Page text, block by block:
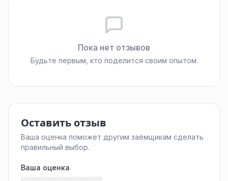
Пока нет отзывов
Будьте первым, кто поделится своим опытом.
Оставить отзыв
Ваша оценка поможет другим заёмщикам сделать
правильный выбор.
Ваша оценка